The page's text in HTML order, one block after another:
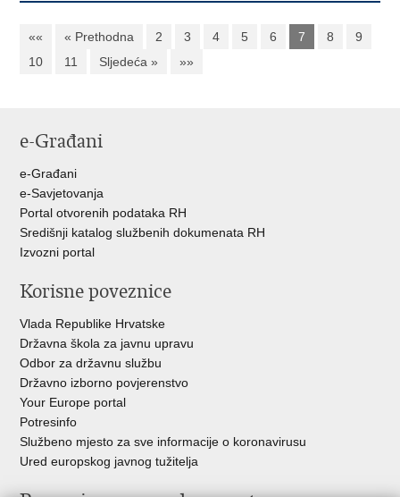
«« « Prethodna 2 3 4 5 6 7 8
9
10
11 Sljedeća » »»
e-Građani
e-Građani
e-Savjetovanja
Portal otvorenih podataka RH
Središnji katalog službenih dokumenata RH
Izvozni portal
Korisne poveznice
Vlada Republike Hrvatske
Državna škola za javnu upravu
Odbor za državnu službu
Državno izborno povjerenstvo
Your Europe portal
Potresinfo
Službeno mjesto za sve informacije o koronavirusu
Ured europskog javnog tužitelja